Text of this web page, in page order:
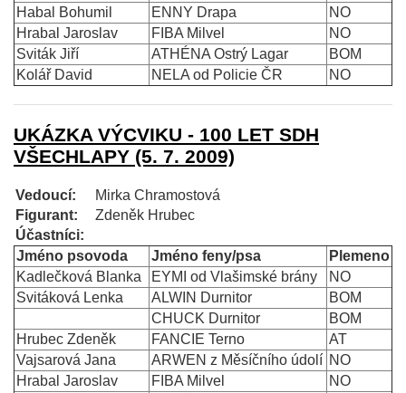
Habal Bohumil
ENNY Drapa
NO
Hrabal Jaroslav
FIBA Milvel
NO
Sviták Jiří
ATHÉNA Ostrý Lagar
BOM
Kolář David
NELA od Policie ČR NO
UKÁZKA VÝCVIKU - 100 LET SDH
VŠECHLAPY (5. 7. 2009)
Vedoucí:
Mirka Chramostová
Figurant:
Zdeněk Hrubec
Účastníci:
Jméno psovoda
Jméno feny/psa
Plemeno
Kadlečková Blanka
EYMI od Vlašimské brány
NO
Svitáková Lenka
ALWIN Durnitor
BOM
CHUCK Durnitor
BOM
Hrubec Zdeněk
FANCIE Terno
AT
Vajsarová Jana
ARWEN z Měsíčního údolí NO
Hrabal Jaroslav
FIBA Milvel
NO